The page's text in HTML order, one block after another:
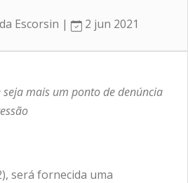
Escorsin | 2 jun 2021
mais um ponto de denúncia
será fornecida uma